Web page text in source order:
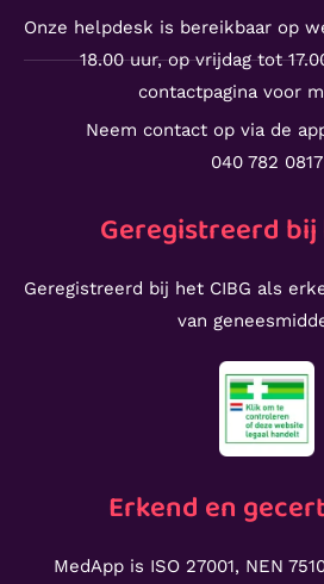
Onze helpdesk is bereikbaar op
18.00 uur, op vrijdag tot
contactpagina voor
Neem contact op via de
040 782 0817
Geregistreerd bij
Geregistreerd bij het CIBG als
van
Erkend en
MedApp is ISO 27001, NEN